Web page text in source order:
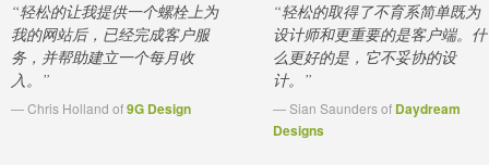
“轻松的让我提供一个螺栓上为
我的网站后，已经完成客户服
务，并帮助建立一个每月收
入。”
— Chris Holland of9G Design
“轻松的取得了不育系简单既为
设计师和更重要的是客户端。什
么更好的是，它不妥协的设
计。”
— Sian Saunders of Daydream
Designs